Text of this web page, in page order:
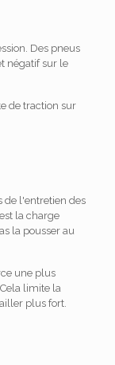
Des pneus
négatif sur le
de traction sur
de l'entretien des
la charge
la pousser au
une plus
limite la
plus fort.